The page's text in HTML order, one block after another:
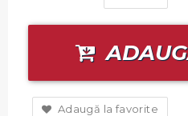
Adaugă la favorite